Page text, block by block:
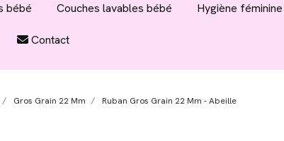
bébé Couches lavables bébé Hygiène féminine
Contact
Gros Grain 22 Mm Ruban Gros Grain 22 Mm - Abeille